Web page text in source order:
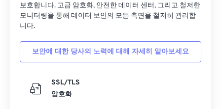
보호합니다. 고급 암호화, 안전한 데이터 센터, 그리고 철저한
모니터링을 통해 데이터 보안의 모든 측면을 철저히 관리합
니다.
보안에 대한 당사의 노력에 대해 자세히 알아보세요
SSL/TLS
암호화